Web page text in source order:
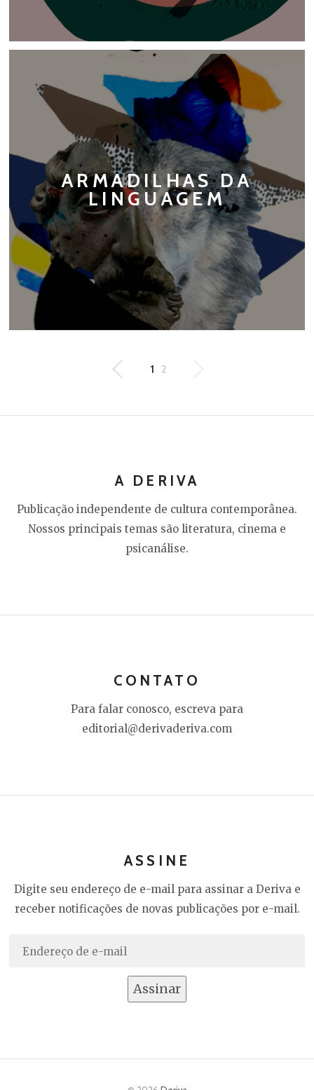
ARMADILHAS DA
LINGUAGEM
1 2
A DERIVA
Publicação independente de cultura contemporânea.
Nossos principais temas são literatura, cinema e
psicanálise.
CONTATO
Para falar conosco, escreva para
editorial@derivaderiva.com
ASSINE
Digite seu endereço de e-mail para assinar a Deriva e
receber notificações de novas publicações por e-mail.
Endereço
Assinar